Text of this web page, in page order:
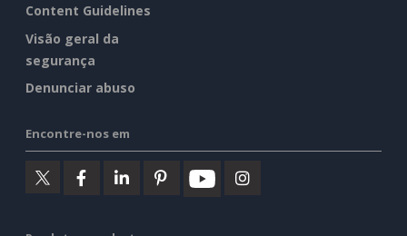
Content Guidelines
Visão geral da
segurança
Denunciar abuso
Encontre-nos em